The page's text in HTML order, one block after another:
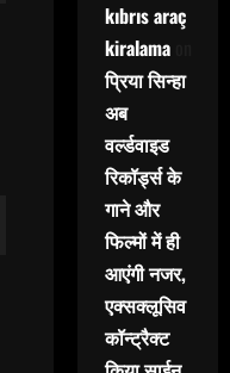
kıbrıs araç
kiralamaon
प्रिया सिन्हा
अब
वर्ल्डवाइड
रिकॉर्ड्स के
गाने और
फिल्मों में ही
आएंगी नजर,
एक्सक्लूसिव
कॉन्ट्रैक्ट